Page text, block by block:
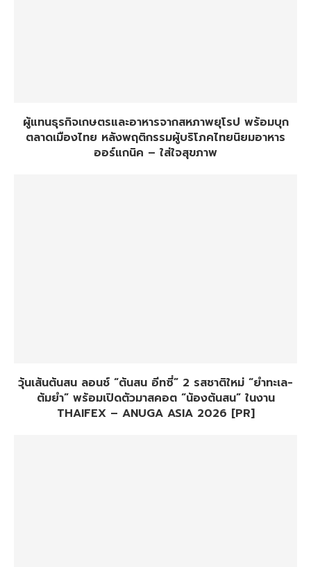
ผู้แทนธุรกิจเกษตรและอาหารจากสหภาพยุโรป พร้อมบุก
ตลาดเมืองไทย หลังพฤติกรรมผู้บริโภคไทยนิยมอาหาร
ออร์แกนิค – ใส่ใจสุขภาพ
วุ้นเส้นต้นสน ลอนช์ “ต้นสน อีทซี่” 2 รสชาติใหม่ “ยำทะเล-
ต้มยำ” พร้อมเปิดตัวมาสคอต “น้องต้นสน” ในงาน
THAIFEX – ANUGA ASIA 2026 [PR]